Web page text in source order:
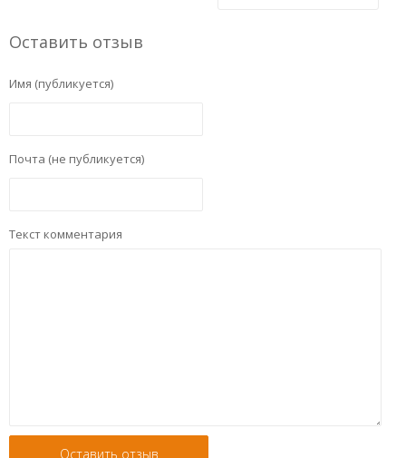
Оставить отзыв
Имя (публикуется)
Почта (не публикуется)
Текст комментария